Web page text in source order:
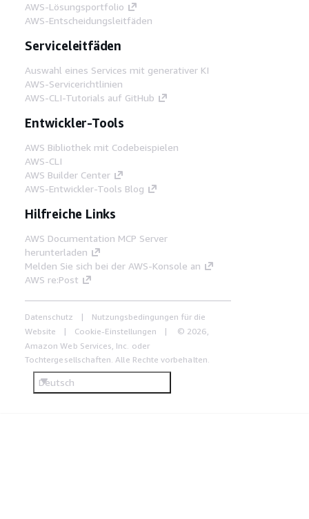
AWS-Lösungsportfolio
AWS-Entscheidungsleitfäden
Serviceleitfäden
Auswahl eines Services mit generativer KI
AWS-Servicerichtlinien
AWS-CLI-Tutorials auf GitHub
Entwickler-Tools
AWS Bibliothek mit Codebeispielen
AWS-CLI
AWS Builder Center
AWS-Entwickler-Tools Blog
Hilfreiche Links
AWS Documentation MCP Server
herunterladen
Melden Sie sich bei der AWS-Konsole an
AWS re:Post
Datenschutz
Nutzungsbedingungen für die
Website
Cookie-Einstellungen
© 2026,
Amazon Web Services, Inc. oder
Tochtergesellschaften. Alle Rechte vorbehalten.
Deutsch